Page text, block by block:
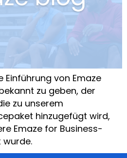
Einführung von Emaze
zu geben, der
zu unserem
hinzugefügt wird,
Emaze for Business-